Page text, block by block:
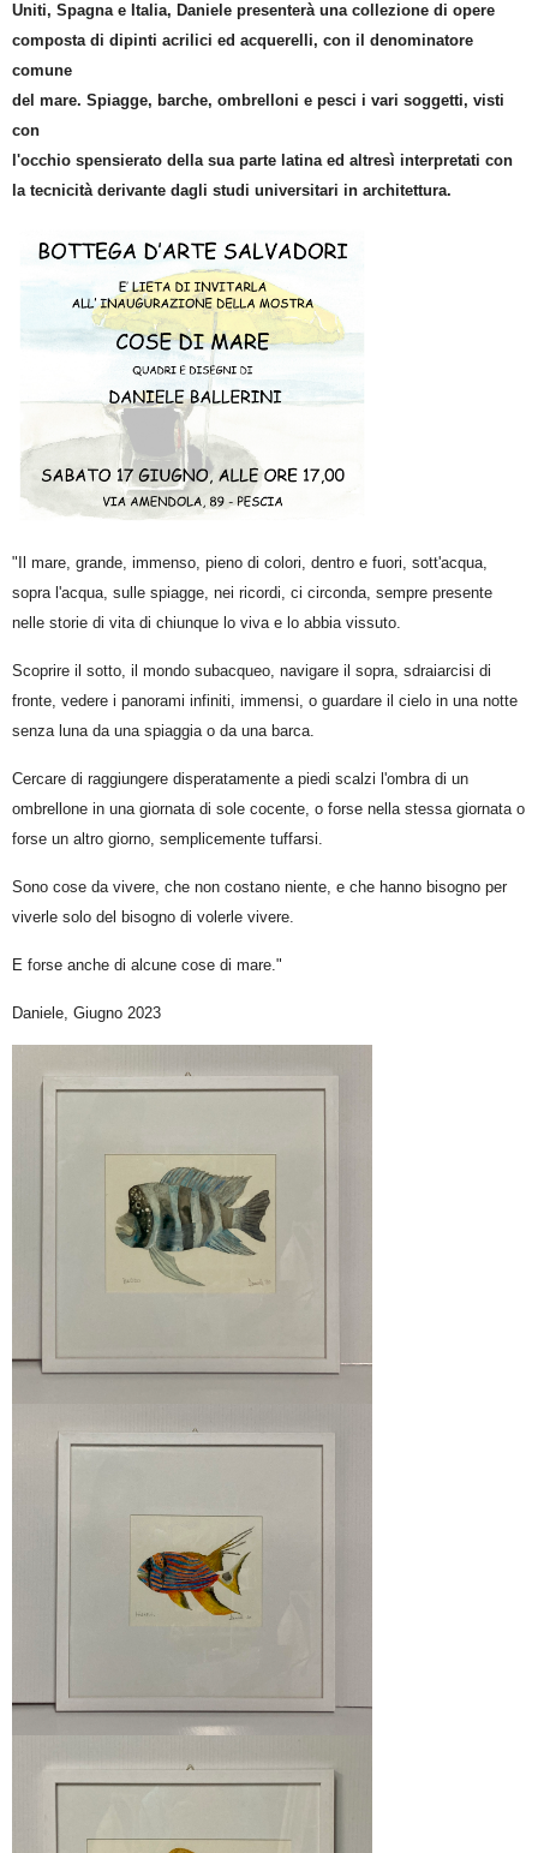
Uniti, Spagna e Italia, Daniele presenterà una collezione di opere
composta di dipinti acrilici ed acquerelli, con il denominatore
comune
del mare. Spiagge, barche, ombrelloni e pesci i vari soggetti, visti
con
l'occhio spensierato della sua parte latina ed altresì interpretati con
la tecnicità derivante dagli studi universitari in architettura.
"Il mare, grande, immenso, pieno di colori, dentro e fuori, sott'acqua,
sopra l'acqua, sulle spiagge, nei ricordi, ci circonda, sempre presente
nelle storie di vita di chiunque lo viva e lo abbia vissuto.
Scoprire il sotto, il mondo subacqueo, navigare il sopra, sdraiarcisi di
fronte, vedere i panorami infiniti, immensi, o guardare il cielo in una notte
senza luna da una spiaggia o da una barca.
Cercare di raggiungere disperatamente a piedi scalzi l'ombra di un
ombrellone in una giornata di sole cocente, o forse nella stessa giornata o
forse un altro giorno, semplicemente tuffarsi.
Sono cose da vivere, che non costano niente, e che hanno bisogno per
viverle solo del bisogno di volerle vivere.
E forse anche di alcune cose di mare."
Daniele, Giugno 2023